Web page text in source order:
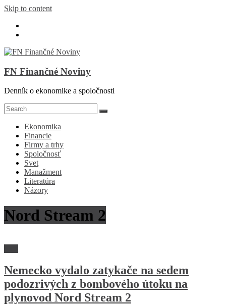
Skip to content
FN Finančné Noviny
Denník o ekonomike a spoločnosti
Ekonomika
Financie
Firmy a trhy
Spoločnosť
Svet
Manažment
Literatúra
Názory
Nord Stream 2
Nemecko vydalo zatykače na sedem
podozrivých z bombového útoku na
plynovod Nord Stream 2